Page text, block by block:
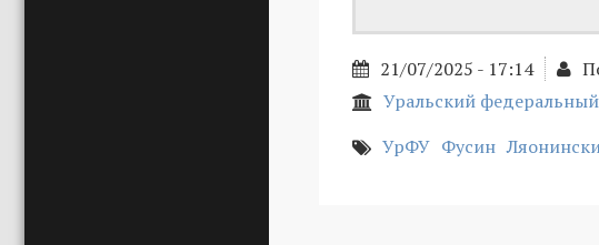
21/07/2025 - 17:14
Уральский
УрФУ Фусин